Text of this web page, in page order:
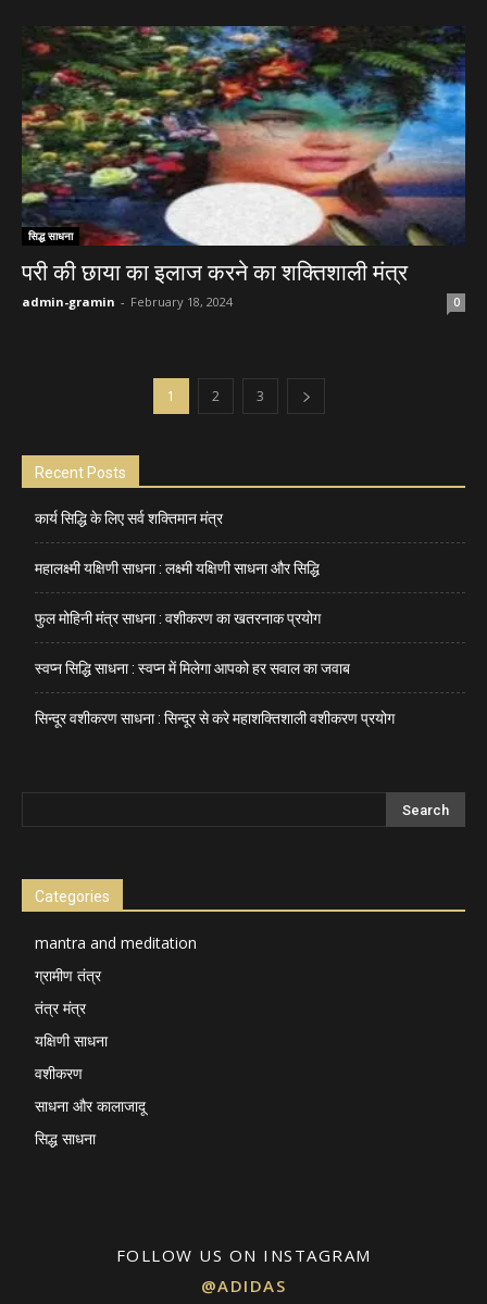
सिद्ध साधना
परी की छाया का इलाज करने का शक्तिशाली मंत्र
admin-gramin - February 18, 2024 0
1 2 3
Recent Posts
कार्य सिद्धि के लिए सर्व शक्तिमान मंत्र
महालक्ष्मी यक्षिणी साधना : लक्ष्मी यक्षिणी साधना और सिद्धि
फुल मोहिनी मंत्र साधना : वशीकरण का खतरनाक प्रयोग
स्वप्न सिद्धि साधना : स्वप्न में मिलेगा आपको हर सवाल का जवाब
सिन्दूर वशीकरण साधना : सिन्दूर से करे महाशक्तिशाली वशीकरण प्रयोग
Categories
mantra and meditation
ग्रामीण तंत्र
तंत्र मंत्र
यक्षिणी साधना
वशीकरण
साधना और कालाजादू
सिद्ध साधना
FOLLOW US ON INSTAGRAM
@ADIDAS